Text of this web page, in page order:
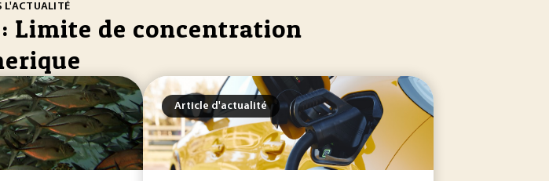
L'ACTUALITÉ
Limite de concentration
Article d'actualité